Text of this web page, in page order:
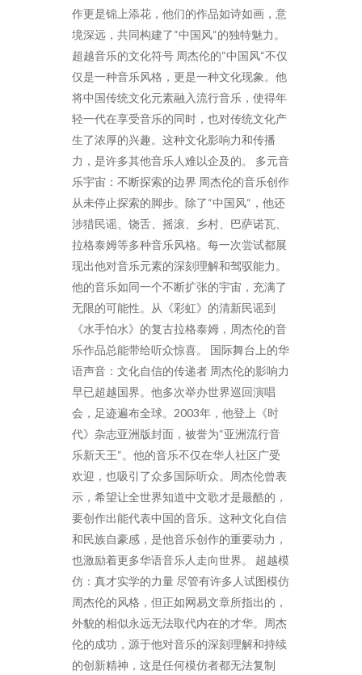
作更是锦上添花，他们的作品如诗如画，意
境深远，共同构建了“中国风“的独特魅力。
超越音乐的文化符号 周杰伦的“中国风“不仅
仅是一种音乐风格，更是一种文化现象。他
将中国传统文化元素融入流行音乐，使得年
轻一代在享受音乐的同时，也对传统文化产
生了浓厚的兴趣。这种文化影响力和传播
力，是许多其他音乐人难以企及的。 多元音
乐宇宙：不断探索的边界 周杰伦的音乐创作
从未停止探索的脚步。除了“中国风“，他还
涉猎民谣、饶舌、摇滚、乡村、巴萨诺瓦、
拉格泰姆等多种音乐风格。每一次尝试都展
现出他对音乐元素的深刻理解和驾驭能力。
他的音乐如同一个不断扩张的宇宙，充满了
无限的可能性。从《彩虹》的清新民谣到
《水手怕水》的复古拉格泰姆，周杰伦的音
乐作品总能带给听众惊喜。 国际舞台上的华
语声音：文化自信的传递者 周杰伦的影响力
早已超越国界。他多次举办世界巡回演唱
会，足迹遍布全球。2003年，他登上《时
代》杂志亚洲版封面，被誉为“亚洲流行音
乐新天王“。他的音乐不仅在华人社区广受
欢迎，也吸引了众多国际听众。周杰伦曾表
示，希望让全世界知道中文歌才是最酷的，
要创作出能代表中国的音乐。这种文化自信
和民族自豪感，是他音乐创作的重要动力，
也激励着更多华语音乐人走向世界。 超越模
仿：真才实学的力量 尽管有许多人试图模仿
周杰伦的风格，但正如网易文章所指出的，
外貌的相似永远无法取代内在的才华。周杰
伦的成功，源于他对音乐的深刻理解和持续
的创新精神，这是任何模仿者都无法复制